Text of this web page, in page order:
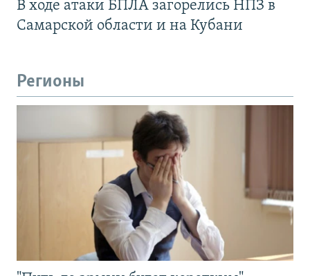
В ходе атаки БПЛА загорелись НПЗ в
Самарской области и на Кубани
Регионы